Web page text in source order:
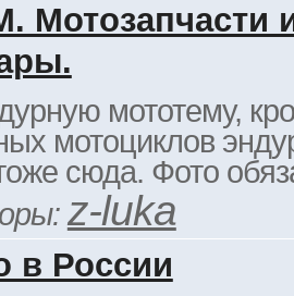
Мотозапчасти
мототему,
мотоциклов
сюда. Фото
z-luka
в России